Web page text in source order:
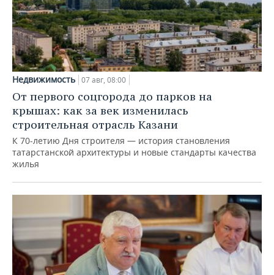
Недвижимость 07 авг, 08:00
От первого соцгорода до парков на
крышах: как за век изменилась
строительная отрасль Казани
К 70-летию Дня строителя — история становления
татарстанской архитектуры и новые стандарты качества
жилья